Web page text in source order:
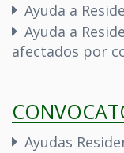
Ayuda a
Ayuda a
afectados por
Ayudas